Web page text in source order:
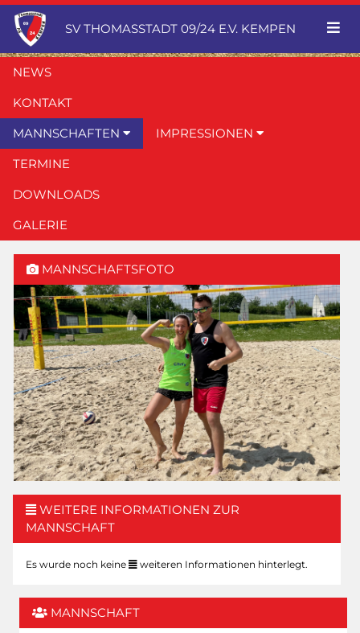
SV THOMASSTADT 09/24 E.V. KEMPEN
NEWS
KONTAKT
MANNSCHAFTEN
IMPRESSIONEN
TERMINE
DOWNLOADS
GALERIE
MANNSCHAFTSFOTO
WEITERE INFORMATIONEN ZUR
MANNSCHAFT
Es wurde noch keine weiteren Informationen hinterlegt.
MANNSCHAFT